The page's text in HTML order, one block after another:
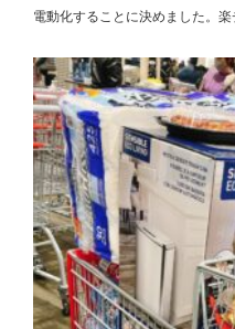
電動化することに決めました。楽